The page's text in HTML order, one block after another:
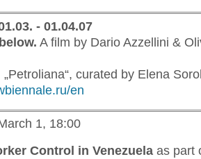
- 01.04.07
A film by Dario Azzellini &
curated by Elena
en
1, 18:00
Control in Venezuela as part